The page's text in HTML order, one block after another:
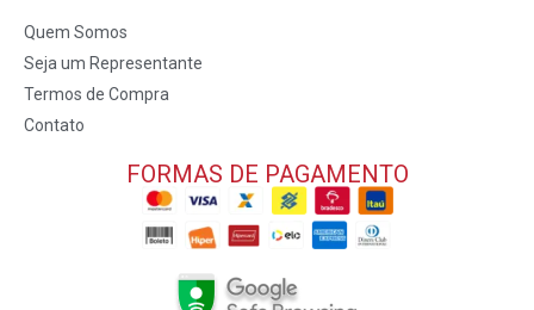
Quem Somos
Seja um Representante
Termos de Compra
Contato
FORMAS DE PAGAMENTO